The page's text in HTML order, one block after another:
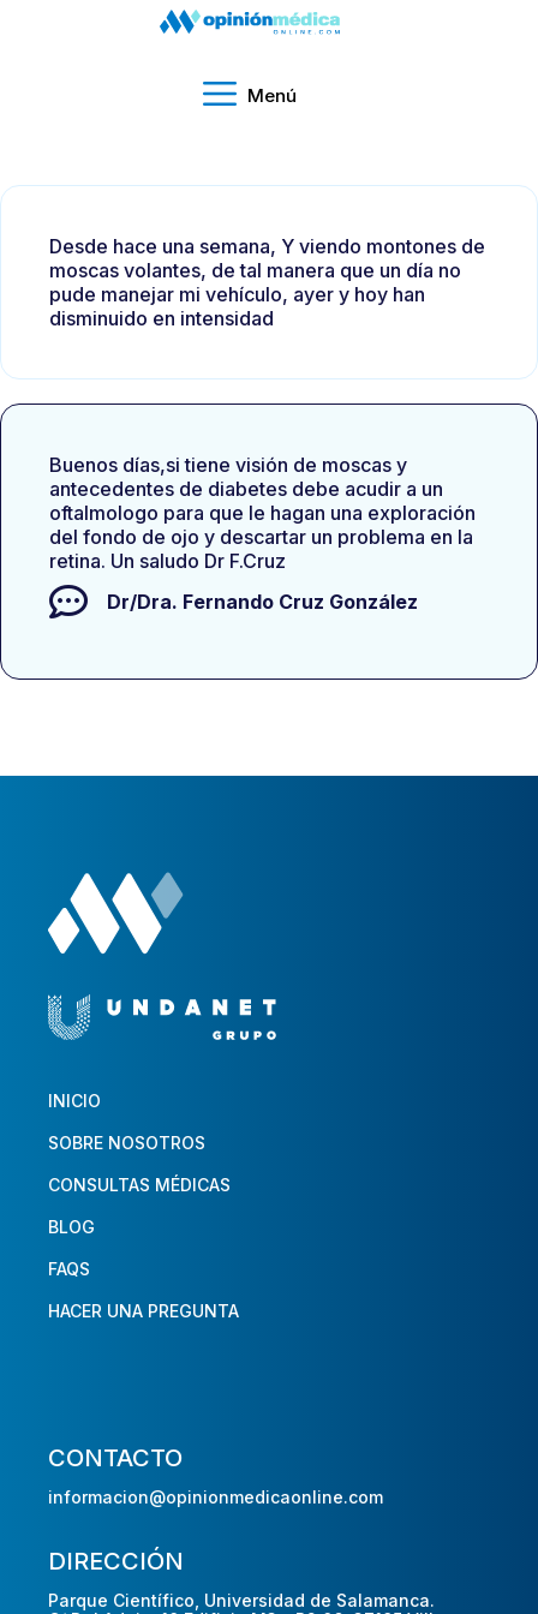
Menú
Desde hace una semana, Y viendo montones de
moscas volantes, de tal manera que un día no
pude manejar mi vehículo, ayer y hoy han
disminuido en intensidad
Buenos días,si tiene visión de moscas y
antecedentes de diabetes debe acudir a un
oftalmologo para que le hagan una exploración
del fondo de ojo y descartar un problema en la
retina. Un saludo Dr F.Cruz
Dr/Dra. Fernando Cruz González
INICIO
SOBRE NOSOTROS
CONSULTAS MÉDICAS
BLOG
FAQS
HACER UNA PREGUNTA
CONTACTO
informacion@opinionmedicaonline.com
DIRECCIÓN
Parque Científico, Universidad de Salamanca.